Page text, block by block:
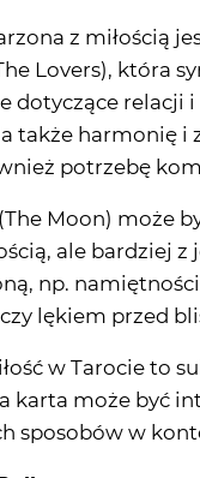
z miłością
Lovers), która
dotyczące relacji i
także harmonię i
potrzebę
Moon) może
ale bardziej z
np.
lękiem przed
w Tarocie to
karta może być
sposobów w